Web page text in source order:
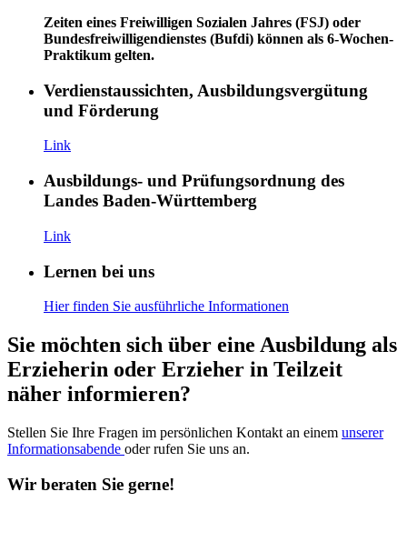
Zeiten eines Freiwilligen Sozialen Jahres (FSJ) oder
Bundesfreiwilligendienstes (Bufdi) können als 6-Wochen-
Praktikum gelten.
Verdienstaussichten, Ausbildungsvergütung
und Förderung
Link
Ausbildungs- und Prüfungsordnung des
Landes Baden-Württemberg
Link
Lernen bei uns
Hier finden Sie ausführliche Informationen
Sie möchten sich über eine Ausbildung als
Erzieherin oder Erzieher in Teilzeit
näher informieren?
Stellen Sie Ihre Fragen im persönlichen Kontakt an einem unserer
Informationsabende oder rufen Sie uns an.
Wir beraten Sie gerne!